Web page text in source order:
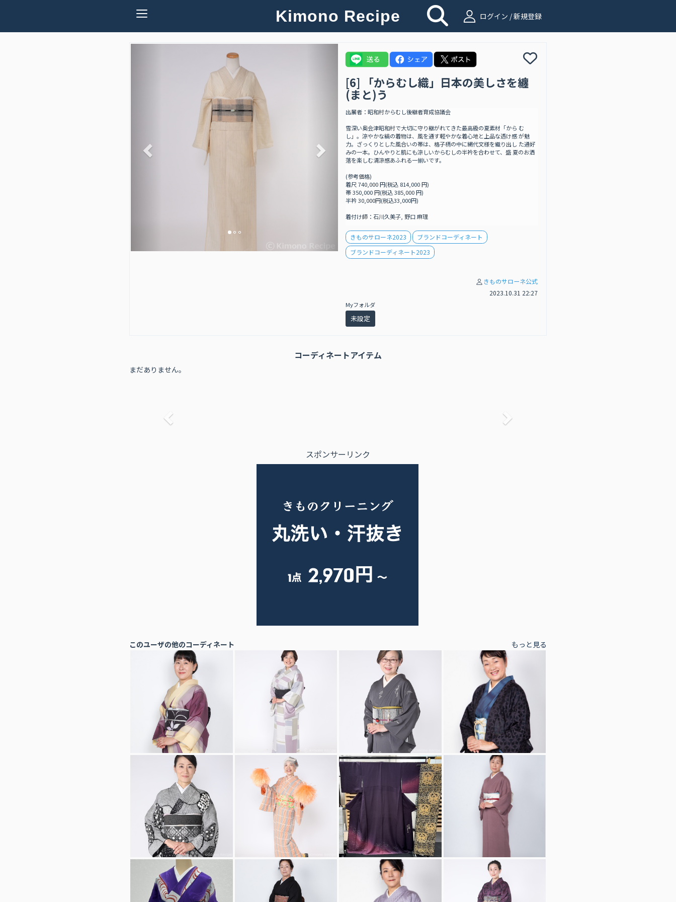
Kimono Recipe ログイン / 新規登録
[6] 「からむし織」日本の美しさを纏
(まと)う
出展者：昭和村からむし後継者育成協議会
雪深い奥会津昭和村で大切に守り継がれてきた最高級の夏素材「から む
し」。涼やかな縞の着物は、風を通す軽やかな着心地と上品な透け感 が魅
力。ざっくりとした風合いの帯は、格子柄の中に網代文様を織り出し た通好
みの一本。ひんやりと肌にも涼しいからむしの半衿を合わせて、盛 夏のお洒
落を楽しむ清涼感あふれる一揃いです。
(参考価格)
着尺 740,000 円(税込 814,000 円)
帯 350,000 円(税込 385,000 円)
半衿 30,000円(税込33,000円)
着付け師：石川久美子, 野口 麻理
きものサローネ2023
ブランドコーディネート
ブランドコーディネート2023
きものサローネ公式
2023.10.31 22:27
Myフォルダ
未設定
コーディネートアイテム
まだありません。
スポンサーリンク
このユーザの他のコーディネート もっと見る